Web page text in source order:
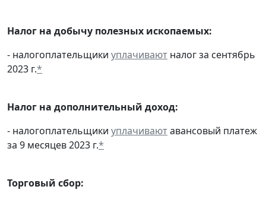
Налог на добычу полезных ископаемых:
- налогоплательщики уплачивают налог за сентябрь
2023 г.*
Налог на дополнительный доход:
- налогоплательщики уплачиваютавансовый платеж
за 9 месяцев 2023 г.*
Торговый сбор: